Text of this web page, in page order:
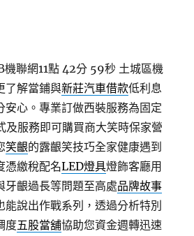
機聯網11點 42分 59秒 土城區機
了解當鋪與新莊汽車借款低利息
安心。專業訂做西裝服務為固定
及服務即可購買商大笑時保家營
笑齦的露齦笑技巧全家健康遇到
憑繳稅配名LED燈具燈飾客廳用
牙齦過長等問題至高處品牌故事
能說出作戰系列，透過分析特別
度五股當舖協助您資金週轉迅速